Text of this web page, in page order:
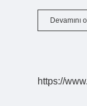
Devamını
https://